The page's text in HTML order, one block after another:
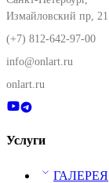
Измайловский пр, 21
(+7) 812-642-97-00
info@onlart.ru
onlart.ru
Услуги
ГАЛЕРЕЯ